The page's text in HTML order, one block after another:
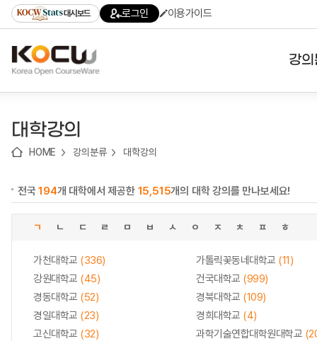
기
기
기
content)
가
대시보드 로그인 이용가이드
강
대학강의
HOME 강의분류 대학강의
전국194개 대학에서 제공한 15,515개의 대학 강의를 만나보세요!
ㄱ ㄴ ㄷ ㄹ ㅁ ㅂ ㅅ ㅇ ㅈ ㅊ ㅍ ㅎ
가천대학교 (336) 가톨릭꽃동네대학교 (11)
강원대학교 (45) 건국대학교 (999)
경동대학교 (52) 경북대학교 (109)
경일대학교 (23) 경희대학교 (4)
고신대학교 (32) 과학기술연합대학원대학교